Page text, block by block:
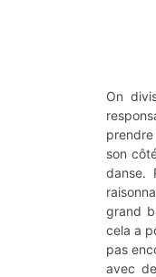
On
son
danse.
grand
cela a
pas
avec